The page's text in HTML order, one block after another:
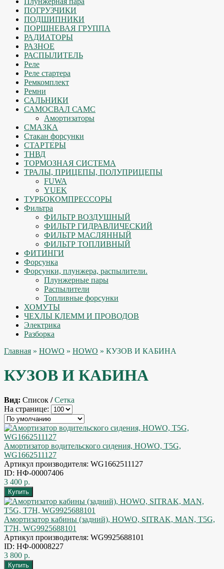
ПОГРУЗЧИКИ
ПОДШИПНИКИ
ПОРШНЕВАЯ ГРУППА
РАДИАТОРЫ
РАЗНОЕ
РАСПЫЛИТЕЛЬ
Реле
Реле стартера
Ремкомплект
Ремни
САЛЬНИКИ
САМОСВАЛ САМС
Амортизаторы
СМАЗКА
Стакан форсунки
СТАРТЕРЫ
ТНВД
ТОРМОЗНАЯ СИСТЕМА
ТРАЛЫ, ПРИЦЕПЫ, ПОЛУПРИЦЕПЫ
FUWA
YUEK
ТУРБОКОМПРЕССОРЫ
Фильтра
ФИЛЬТР ВОЗДУШНЫЙ
ФИЛЬТР ГИДРАВЛИЧЕСКИЙ
ФИЛЬТР МАСЛЯННЫЙ
ФИЛЬТР ТОПЛИВНЫЙ
ФИТИНГИ
Форсунка
Форсунки, плунжера, распылители.
Плунжерные пары
Распылители
Топливные форсунки
ХОМУТЫ
ЧЕХЛЫ КЛЕММ И ПРОВОДОВ
Электрика
Разборка
Главная » HOWO » HOWO » КУЗОВ И КАБИНА
КУЗОВ И КАБИНА
Вид: Список / Сетка
На странице:
Амортизатор водительского сидения, HOWO, T5G,
WG1662511127
Артикул производителя: WG1662511127
ID: НФ-00007406
3 400 р.
Амортизатор кабины (задний), HOWO, SITRAK, MAN, T5G,
T7H, WG9925688101
Артикул производителя: WG9925688101
ID: НФ-00008227
3 800 р.